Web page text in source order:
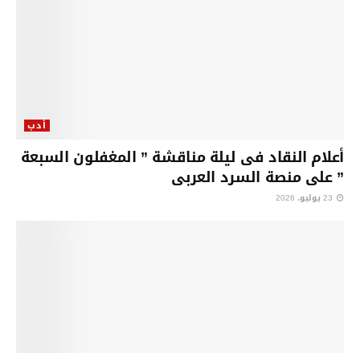
أدب
أعلام النقاد فى ليلة مناقشة ” المغفلون السبعة
” على منصة السرد العربى